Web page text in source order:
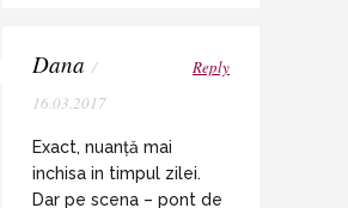
Dana /
16.03.2017
Reply
Exact, nuanță mai
inchisa in timpul zilei.
Dar pe scena – pont de